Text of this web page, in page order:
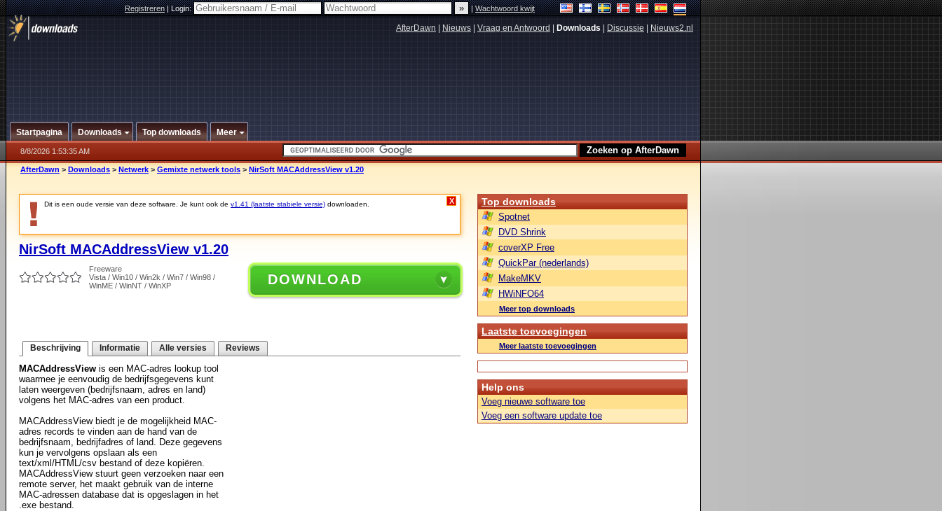
Registreren|Login: |Wachtwoord kwijt
AfterDawn Nieuws Vraag en Antwoord Downloads Discussie Nieuws2.nl
Startpagina Downloads Top downloads Meer
8/8/2026 1:53:35 AM
AfterDawn > Downloads > Netwerk > Gemixte netwerk tools > NirSoft MACAddressView v1.20
Dit is een oude versie van deze software. Je kunt ook de v1.41 (laatste stabiele versie) downloaden. X
NirSoft MACAddressView v1.20
Freeware
Vista / Win10 / Win2k / Win7 / Win98 /
WinME / WinNT / WinXP
DOWNLOAD
Beschrijving Informatie Alle versies Reviews
MACAddressView is een MAC-adres lookup tool
waarmee je eenvoudig de bedrijfsgegevens kunt
laten weergeven (bedrijfsnaam, adres en land)
volgens het MAC-adres van een product.
MACAddressView biedt je de mogelijkheid MAC-
adres records te vinden aan de hand van de
bedrijfsnaam, bedrijfadres of land. Deze gegevens
kun je vervolgens opslaan als een
text/xml/HTML/csv bestand of deze kopiëren.
MACAddressView stuurt geen verzoeken naar een
remote server, het maakt gebruik van de interne
MAC-adressen database dat is opgeslagen in het
.exe bestand.
Top downloads
Spotnet
DVD Shrink
coverXP Free
QuickPar (nederlands)
MakeMKV
HWiNFO64
Meer top downloads
Laatste toevoegingen
Meer laatste toevoegingen
Help ons
Voeg nieuwe software toe
Voeg een software update toe